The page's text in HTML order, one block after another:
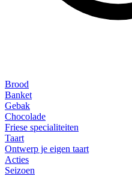
Brood
Banket
Gebak
Chocolade
Friese specialiteiten
Taart
Ontwerp je eigen taart
Acties
Seizoen